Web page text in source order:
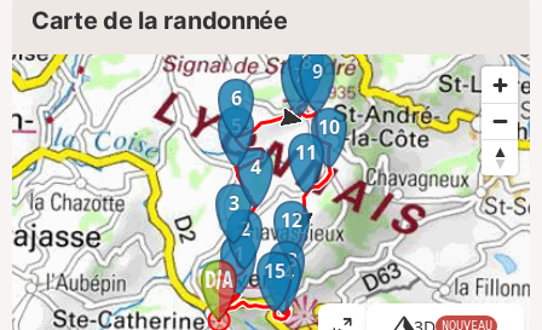
Carte de la randonnée
1
2
3
4
5
6
789
10
11
12
13
14
15
NOUVEAU